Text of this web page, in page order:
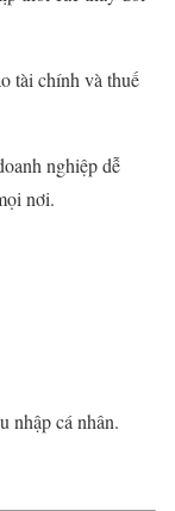
tài chính và thuế
nghiệp dễ
nơi.
nhập cá nhân.